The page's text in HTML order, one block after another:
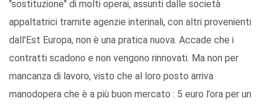
"sostituzione" di molti operai, assunti dalle società
appaltatrici tramite agenzie interinali, con altri provenienti
dall'Est Europa, non è una pratica nuova. Accade che i
contratti scadono e non vengono rinnovati. Ma non per
mancanza di lavoro, visto che al loro posto arriva
manodopera che è a più buon mercato : 5 euro l’ora per un